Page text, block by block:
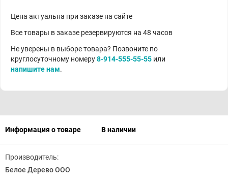
Цена актуальна при заказе на сайте
Все товары в заказе резервируются на 48 часов
Не уверены в выборе товара? Позвоните по
круглосуточному номеру8-914-555-55-55 или
напишите нам.
Информация о товаре В наличии
Производитель:
Белое Дерево ООО